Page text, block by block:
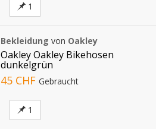
1
Bekleidung von Oakley
Oakley Oakley Bikehosen
dunkelgrün
45 CHF Gebraucht
1